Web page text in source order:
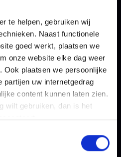
te helpen, gebruiken wij
Naast functionele
goed werkt, plaatsen we
onze website elke dag weer
Ook plaatsen we persoonlijke
uw internetgedrag
content kunnen laten zien.
wilt gebruiken, dan is het
met het verkregen
de resources misbruiken.
kan de
nieuwe
waardoor de
behoudt tot het account